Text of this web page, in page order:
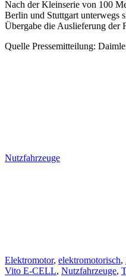
Nach der Kleinserie von 100
Berlin und Stuttgart unterwegs
Übergabe die Auslieferung der
Quelle Pressemitteilung:
Nutzfahrzeuge
Elektromotor, elektromotorisch,
Vito E-CELL, Nutzfahrzeuge,